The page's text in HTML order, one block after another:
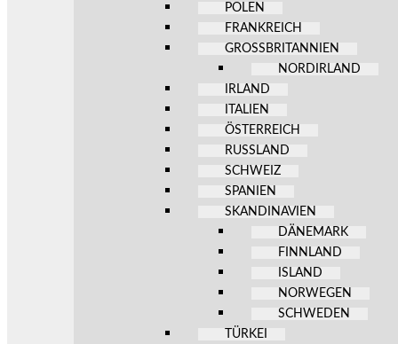
POLEN
FRANKREICH
GROSSBRITANNIEN
NORDIRLAND
IRLAND
ITALIEN
ÖSTERREICH
RUSSLAND
SCHWEIZ
SPANIEN
SKANDINAVIEN
DÄNEMARK
FINNLAND
ISLAND
NORWEGEN
SCHWEDEN
TÜRKEI